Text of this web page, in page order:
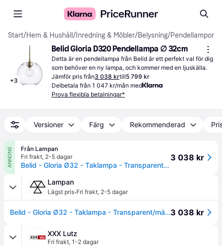
Start/Hem & Hushåll / Inredning & Möbler/Belysning/Pendellampor
+3
Belid Gloria D320 Pendellampa ∅ 32cm
Detta är en pendellampa från Belid är ett perfekt val för dig
som behöver en ny lampa, och kommer med en ljuskälla.
Jämför pris från3 038 krtill5 799 kr
Delbetala från 1 047 kr/mån med
Prova flexibla betalningar*
Versioner Färg Rekommenderad
ANNONS
Från Lampan
Fri frakt, 2-5 dagar
Belid - Gloria Ø32 - Taklampa - Transparent/mässing
3 038 kr
Lampan
Lägst pris·Fri frakt, 2-5 dagar
Belid - Gloria Ø32 - Taklampa - Transparent/mässing3 038 kr
XXX Lutz
Fri frakt, 1-2 dagar